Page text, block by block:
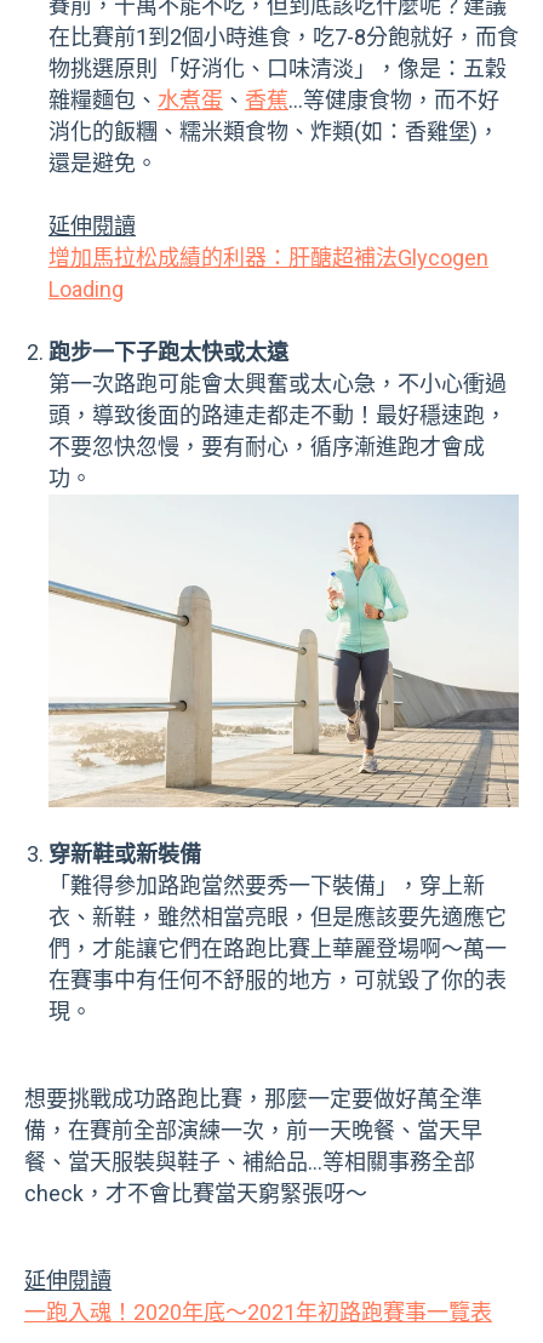
賽前，千萬不能不吃，但到底該吃什麼呢？建議
在比賽前1到2個小時進食，吃7-8分飽就好，而食
物挑選原則「好消化、口味清淡」，像是：五穀
雜糧麵包、 水煮蛋 、 香蕉…等健康食物，而不好
消化的飯糰、糯米類食物、炸類(如：香雞堡)，
還是避免。
延伸閱讀
增加馬拉松成績的利器：肝醣超補法Glycogen
Loading
跑步一下子跑太快或太遠
第一次路跑可能會太興奮或太心急，不小心衝過
頭，導致後面的路連走都走不動！最好穩速跑，
不要忽快忽慢，要有耐心，循序漸進跑才會成
功。
穿新鞋或新裝備
「難得參加路跑當然要秀一下裝備」，穿上新
衣、新鞋，雖然相當亮眼，但是應該要先適應它
們，才能讓它們在路跑比賽上華麗登場啊～萬一
在賽事中有任何不舒服的地方，可就毀了你的表
現。
想要挑戰成功路跑比賽，那麼一定要做好萬全準
備，在賽前全部演練一次，前一天晚餐、當天早
餐、當天服裝與鞋子、補給品…等相關事務全部
check ，才不會比賽當天窮緊張呀～
延伸閱讀
一跑入魂！2020年底～2021年初路跑賽事一覽表